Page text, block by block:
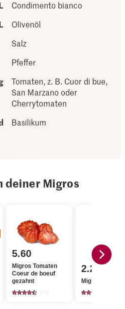
Condimento bianco
Olivenöl
Salz
Pfeffer
Tomaten, z. B. Cuor di bue,
San Marzano oder
Cherrytomaten
Basilikum
deiner Migros
5.60
Migros Tomaten
Coeur de boeuf
gezahnt
2.20
Migros